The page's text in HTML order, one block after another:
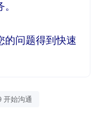
的问题得到快速
开始沟通